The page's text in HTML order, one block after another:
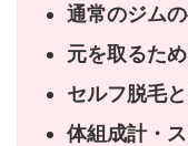
通常のジム
元を取るた
セルフ脱毛
体組成計・